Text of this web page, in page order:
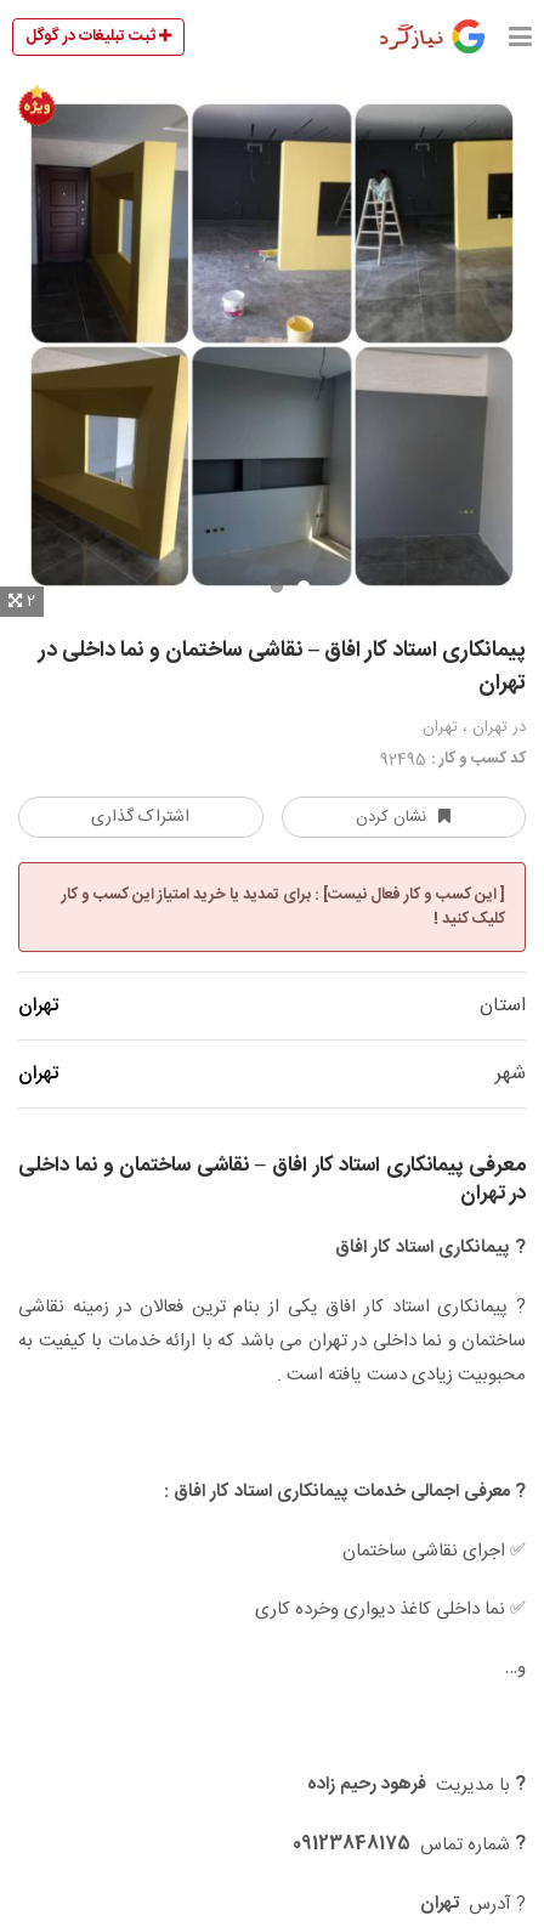
ثبت تبلیغات در گوگل
2
پیمانکاری استاد کار افاق – نقاشی ساختمان و نما داخلی در
تهران
در تهران ، تهران
کد کسب و کار :
نشان کردن اشتراک گذاری
[ این کسب و کار فعال نیست] : برای تمدید یا خرید امتیاز این کسب و کار
کلیک کنید !
استان تهران
شهر تهران
معرفی پیمانکاری استاد کار افاق – نقاشی ساختمان و نما داخلی
در تهران
? پیمانکاری استاد کار افاق
? پیمانکاری استاد کار افاق یکی از بنام ترین فعالان در زمینه نقاشی
ساختمان و نما داخلی در تهران می باشد که با ارائه خدمات با کیفیت به
محبوبیت زیادی دست یافته است .
? معرفی اجمالی خدمات پیمانکاری استاد کار افاق :
✅ اجرای نقاشی ساختمان
✅ نما داخلی کاغذ دیواری وخرده کاری
و…
? با مدیریت فرهود رحیم زاده
? شماره تماس
? آدرس تهران